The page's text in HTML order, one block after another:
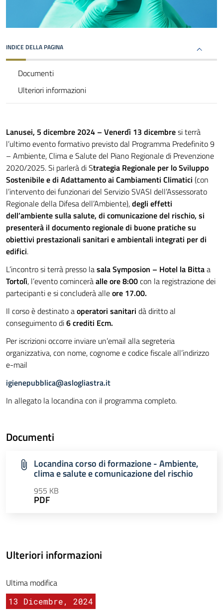
INDICE DELLA PAGINA
Documenti
Ulteriori informazioni
Lanusei, 5 dicembre 2024 – Venerdì 13 dicembresi terrà
l’ultimo evento formativo previsto dal Programma Predefinito 9
– Ambiente, Clima e Salute del Piano Regionale di Prevenzione
2020/2025. Si parlerà di Strategia Regionale per lo Sviluppo
Sostenibile e di Adattamento ai Cambiamenti Climatici (con
l’intervento dei funzionari del Servizio SVASI dell’Assessorato
Regionale della Difesa dell’Ambiente),degli effetti
dell’ambiente sulla salute, di comunicazione del rischio, si
presenterà il documento regionale di buone pratiche su
obiettivi prestazionali sanitari e ambientali integrati per di
edifici.
L’incontro si terrà presso lasala Symposion – Hotel la Bittaa
Tortolì, l’evento cominceràalle ore 8:00con la registrazione dei
partecipanti e si concluderà alleore 17.00.
Il corso è destinato aoperatori sanitari dà diritto al
conseguimento di6 crediti Ecm.
Per iscrizioni occorre inviare un’email alla segreteria
organizzativa, con nome, cognome e codice fiscale all’indirizzo
e-mail
igienepubblica@aslogliastra.it
In allegato la locandina con il programma completo.
Documenti
Locandina corso di formazione - Ambiente,
clima e salute e comunicazione del rischio
955 KB
PDF
Ulteriori informazioni
Ultima modifica
13 Dicembre, 2024